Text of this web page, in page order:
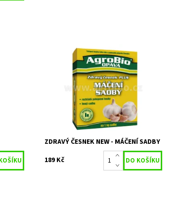
MÁČENÍ sadby (Zdravý česnek New
souprava)
Dostupnost:
Skladem 12
11931
AGROBIO s.r.o.
ZDRAVÝ ČESNEK NEW - MÁČENÍ SADBY
189 Kč